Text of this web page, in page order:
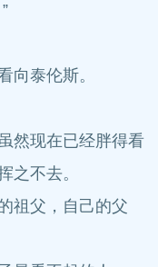
向泰伦斯。
然现在已经胖得看
之不去。
祖父，自己的父